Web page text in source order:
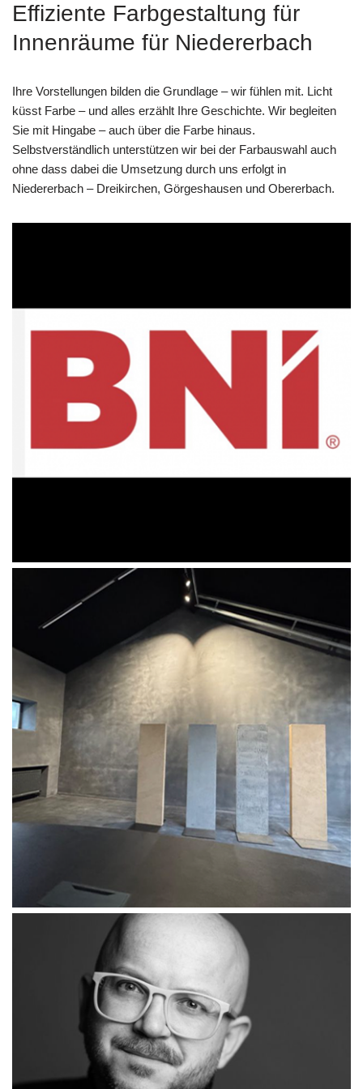
Effiziente Farbgestaltung für
Innenräume für Niedererbach
Ihre Vorstellungen bilden die Grundlage – wir fühlen mit. Licht
küsst Farbe – und alles erzählt Ihre Geschichte. Wir begleiten
Sie mit Hingabe – auch über die Farbe hinaus.
Selbstverständlich unterstützen wir bei der Farbauswahl auch
ohne dass dabei die Umsetzung durch uns erfolgt in
Niedererbach – Dreikirchen, Görgeshausen und Obererbach.